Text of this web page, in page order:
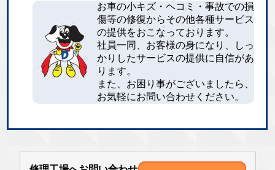
お車の小キズ・ヘコミ・事故での損
傷等の修復からその他各種サービス
の提供をおこなっております。
社員一同、お客様の身になり、しっ
かりしたサービスの提供に自信があ
ります。
また、お困り事がございましたら、
お気軽にお問い合わせください。